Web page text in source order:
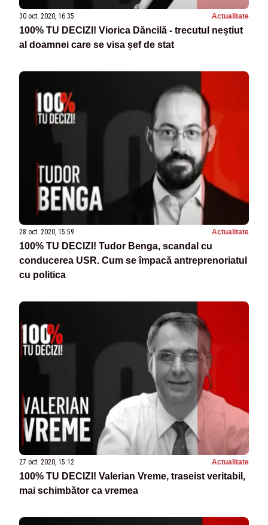
30 oct. 2020, 16:35 Actualitate
100% TU DECIZI! Viorica Dăncilă - trecutul neștiut
al doamnei care se visa șef de stat
28 oct. 2020, 15:59 Actualitate
100% TU DECIZI! Tudor Benga, scandal cu
conducerea USR. Cum se împacă antreprenoriatul
cu politica
27 oct. 2020, 15:12 Actualitate
100% TU DECIZI! Valerian Vreme, traseist veritabil,
mai schimbător ca vremea